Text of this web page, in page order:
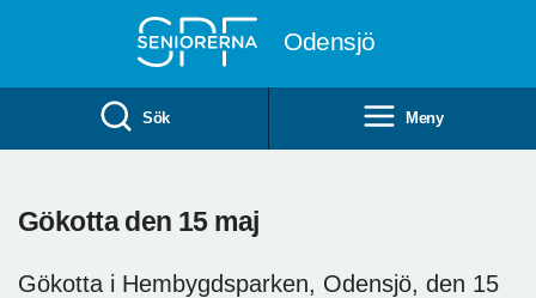
Odensjö
Sök Meny
Gökotta den 15 maj
Gökotta i Hembygdsparken, Odensjö, den 15